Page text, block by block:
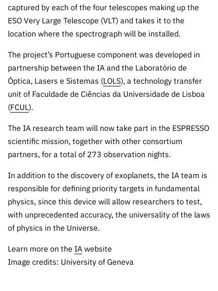
“Ciência +
Capacitaç
ão”
captured by each of the four telescopes making up the
ESO Very Large Telescope (VLT) and takes it to the
location where the spectrograph will be installed.
The project’s Portuguese component was developed in
partnership between the IA and the Laboratório de
Óptica, Lasers e Sistemas (LOLS), a technology transfer
unit of Faculdade de Ciências da Universidade de Lisboa
(FCUL).
The IA research team will now take part in the ESPRESSO
scientific mission, together with other consortium
partners, for a total of 273 observation nights.
In addition to the discovery of exoplanets, the IA team is
responsible for defining priority targets in fundamental
physics, since this device will allow researchers to test,
with unprecedented accuracy, the universality of the laws
of physics in the Universe.
Learn more on the IA website
Image credits: University of Geneva